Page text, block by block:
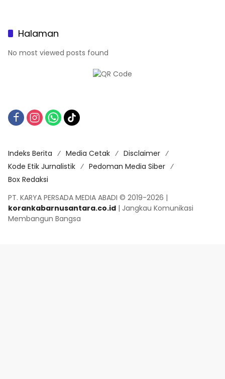
Halaman
No most viewed posts found
Indeks Berita Media Cetak
Disclaimer
Kode Etik Jurnalistik
Pedoman Media Siber
Box Redaksi
PT. KARYA PERSADA MEDIA ABADI © 2019-2026 |
korankabarnusantara.co.id | Jangkau Komunikasi
Membangun Bangsa